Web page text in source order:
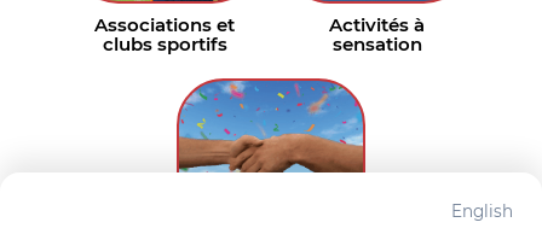
Associations et
clubs sportifs
Activités à
sensation
English